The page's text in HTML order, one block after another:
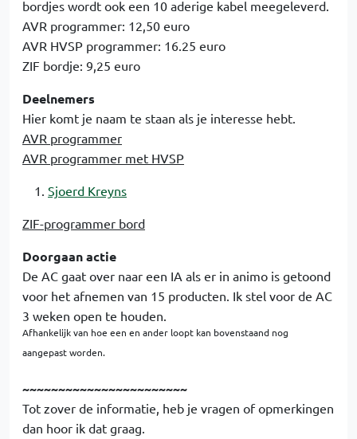
bordjes wordt ook een 10 aderige kabel meegeleverd.
AVR programmer: 12,50 euro
AVR HVSP programmer: 16.25 euro
ZIF bordje: 9,25 euro
Deelnemers
Hier komt je naam te staan als je interesse hebt.
AVR programmer
AVR programmer met HVSP
Sjoerd Kreyns
ZIF-programmer bord
Doorgaan actie
De AC gaat over naar een IA als er in animo is getoond
voor het afnemen van 15 producten. Ik stel voor de AC
3 weken open te houden.
Afhankelijk van hoe een en ander loopt kan bovenstaand nog
aangepast worden.
~~~~~~~~~~~~~~~~~~~~~~~
Tot zover de informatie, heb je vragen of opmerkingen
dan hoor ik dat graag.